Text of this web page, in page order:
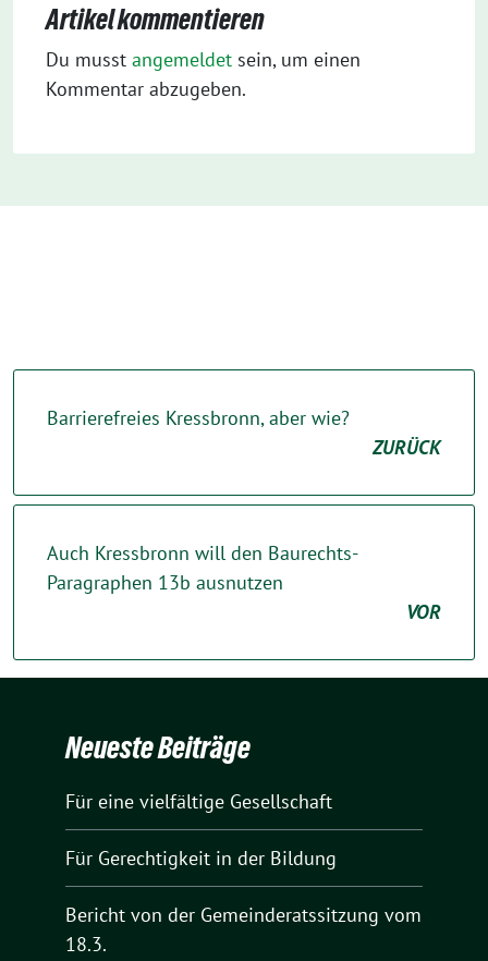
Artikel kommentieren
Du musst angemeldet sein, um einen
Kommentar abzugeben.
Barrierefreies Kressbronn, aber wie?
ZURÜCK
Auch Kressbronn will den Baurechts-
Paragraphen 13b ausnutzen
VOR
Neueste Beiträge
Für eine vielfältige Gesellschaft
Für Gerechtigkeit in der Bildung
Bericht von der Gemeinderatssitzung vom
18.3.